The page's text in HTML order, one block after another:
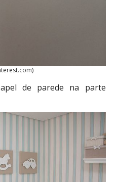
de parede na parte